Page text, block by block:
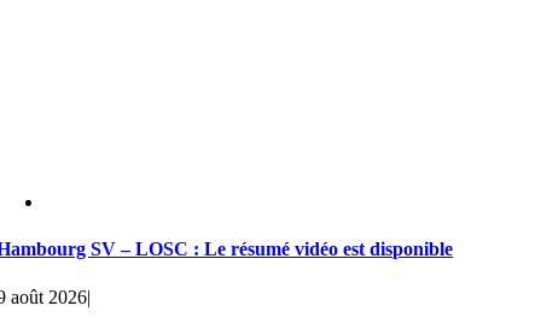
SV – LOSC : Le résumé vidéo est disponible
août 2026|